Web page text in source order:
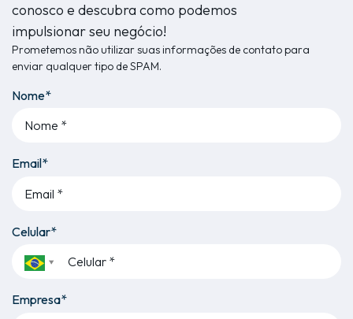
conosco e descubra como podemos
impulsionar seu negócio!
Prometemos não utilizar suas informações de contato para
enviar qualquer tipo de SPAM.
Nome*
Email*
Celular*
Empresa*